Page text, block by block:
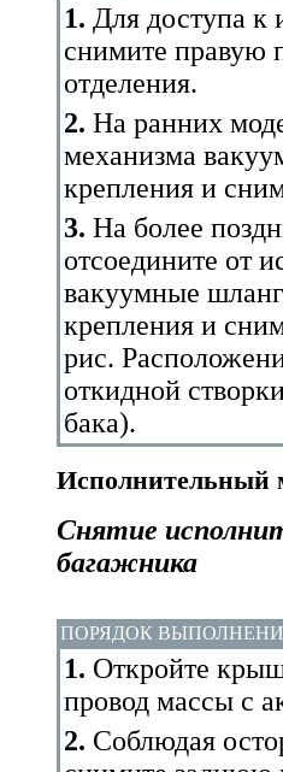
1. Для доступа к
снимите правую
отделения.
2. На ранних
механизма
крепления и
3. На более
отсоедините от
вакуумные
крепления и
рис.
откидной
бака).
Исполнительный
Снятие
багажника
ПОРЯДОК
1. Откройте
провод массы с
2. Соблюдая